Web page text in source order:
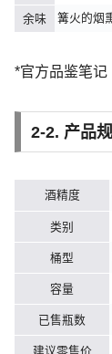
余味 篝火的烟
*官方品鉴笔记
2-2. 产品
酒精度
类别
桶型
容量
已售瓶数
建议零售价